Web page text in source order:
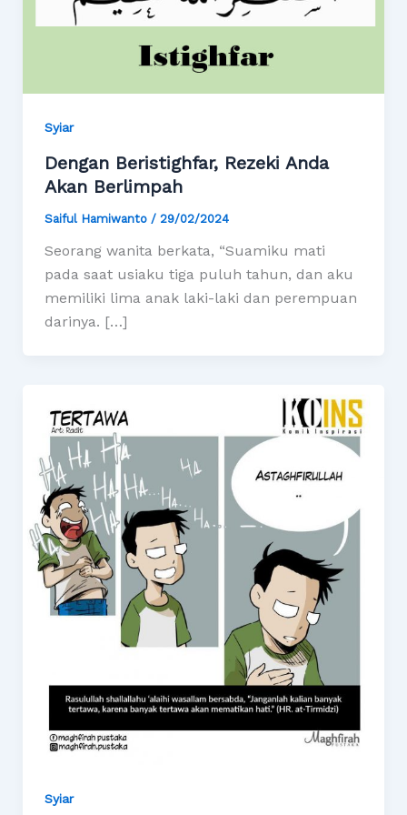
Syiar
Dengan Beristighfar, Rezeki Anda
Akan Berlimpah
Saiful Hamiwanto / 29/02/2024
Seorang wanita berkata, “Suamiku mati
pada saat usiaku tiga puluh tahun, dan aku
memiliki lima anak laki-laki dan perempuan
darinya. […]
Syiar